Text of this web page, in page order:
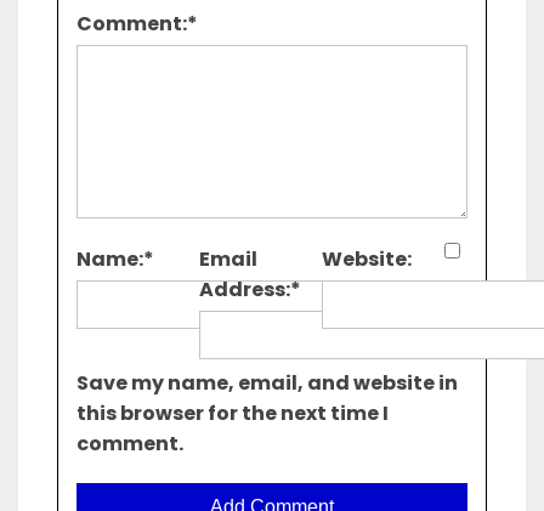
Comment:*
Name:*
Email
Address:*
Website:
Save my name, email, and website in
this browser for the next time I
comment.